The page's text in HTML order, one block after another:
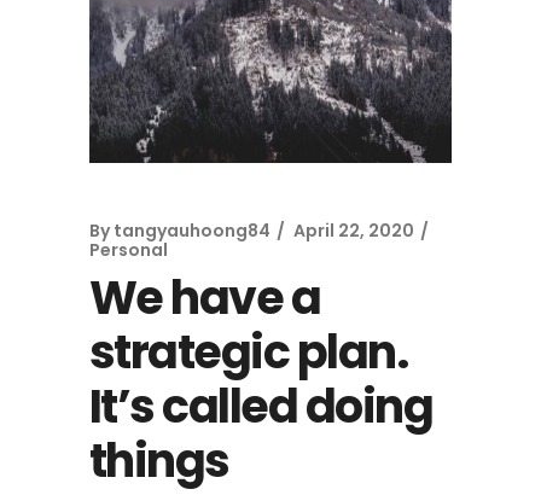
By tangyauhoong84
April 22, 2020
Personal
We have a
strategic plan.
It’s called doing
things